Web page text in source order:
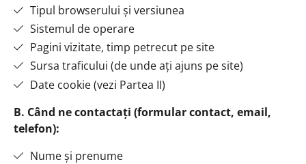
Tipul browserului și versiunea
Sistemul de operare
Pagini vizitate, timp petrecut pe site
Sursa traficului (de unde ați ajuns pe site)
Date cookie (vezi Partea II)
B. Când ne contactați (formular contact, email,
telefon):
Nume și prenume